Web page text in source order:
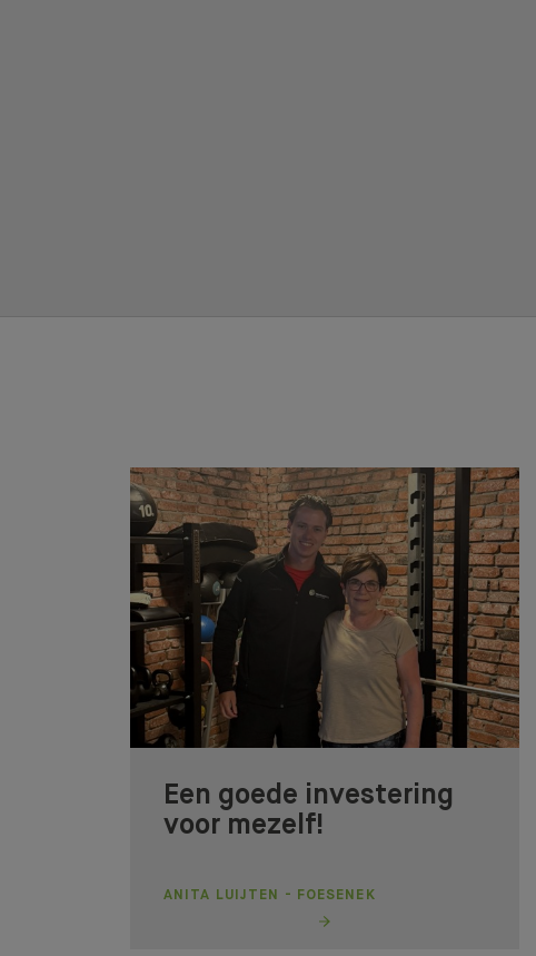
Een goede investering
voor mezelf!
ANITA LUIJTEN - FOESENEK